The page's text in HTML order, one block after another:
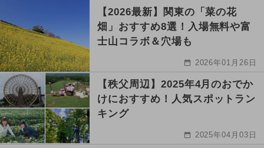
【2026最新】関東の「菜の花
畑」おすすめ8選！入場無料や富
士山コラボ＆穴場も
2026年01月26日
【秩父周辺】2025年4月のおでか
けにおすすめ！人気スポットラン
キング
2025年04月03日